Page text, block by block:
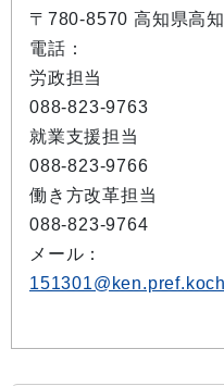
〒780-8570 高知県高
電話：
労政担当
088-823-9763
就業支援担当
088-823-9766
働き方改革担当
088-823-9764
メール：